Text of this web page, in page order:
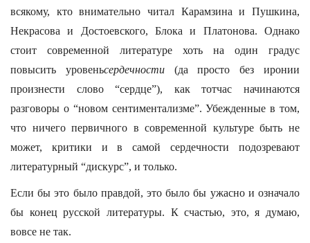
всякому, кто внимательно читал Карамзина и Пушкина,
Некрасова и Достоевского, Блока и Платонова. Однако
стоит современной литературе хоть на один градус
повысить уровеньсердечности(да просто без иронии
произнести слово “сердце”), как тотчас начинаются
разговоры о “новом сентиментализме”. Убежденные в том,
что ничего первичного в современной культуре быть не
может, критики и в самой сердечности подозревают
литературный “дискурс”, и только.
Если бы это было правдой, это было бы ужасно и означало
бы конец русской литературы. К счастью, это, я думаю,
вовсе не так.